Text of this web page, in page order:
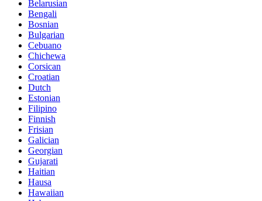
Belarusian
Bengali
Bosnian
Bulgarian
Cebuano
Chichewa
Corsican
Croatian
Dutch
Estonian
Filipino
Finnish
Frisian
Galician
Georgian
Gujarati
Haitian
Hausa
Hawaiian